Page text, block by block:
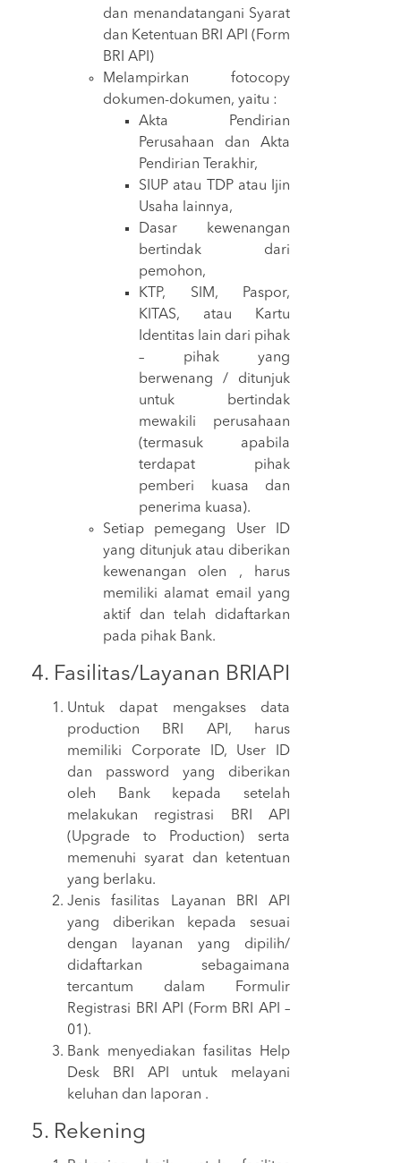
dan menandatangani Syarat
dan Ketentuan BRI API (Form
BRI API)
Melampirkan fotocopy
dokumen-dokumen, yaitu :
Akta Pendirian
Perusahaan dan Akta
Pendirian Terakhir,
SIUP atau TDP atau Ijin
Usaha lainnya,
Dasar kewenangan
bertindak dari
pemohon,
KTP, SIM, Paspor,
KITAS, atau Kartu
Identitas lain dari pihak
– pihak yang
berwenang / ditunjuk
untuk bertindak
mewakili perusahaan
(termasuk apabila
terdapat pihak
pemberi kuasa dan
penerima kuasa).
Setiap pemegang User ID
yang ditunjuk atau diberikan
kewenangan olen , harus
memiliki alamat email yang
aktif dan telah didaftarkan
pada pihak Bank.
4. Fasilitas/Layanan BRIAPI
Untuk dapat mengakses data
production BRI API, harus
memiliki Corporate ID, User ID
dan password yang diberikan
oleh Bank kepada setelah
melakukan registrasi BRI API
(Upgrade to Production) serta
memenuhi syarat dan ketentuan
yang berlaku.
Jenis fasilitas Layanan BRI API
yang diberikan kepada sesuai
dengan layanan yang dipilih/
didaftarkan sebagaimana
tercantum dalam Formulir
Registrasi BRI API (Form BRI API –
01).
Bank menyediakan fasilitas Help
Desk BRI API untuk melayani
keluhan dan laporan .
5. Rekening